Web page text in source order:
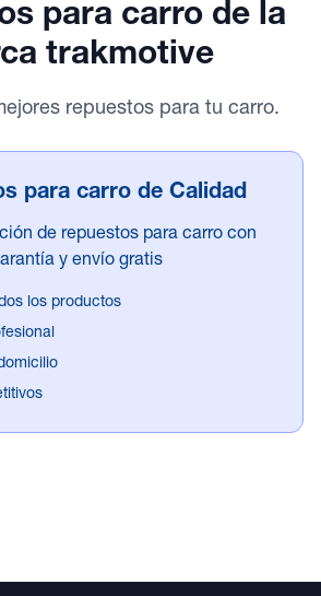
para carro de la
trakmotive
repuestos para tu carro.
para carro de Calidad
de repuestos para carro con
y envío gratis
los productos